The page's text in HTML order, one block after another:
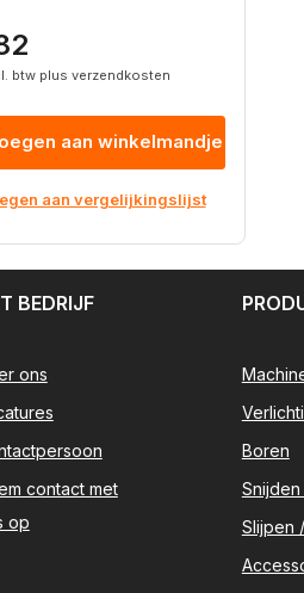
prijs:
btw plus verzendkosten
aan winkelmandje
aan vergelijkingslijst
BEDRIJF
ons
contact met
op
Boren
Slijpen